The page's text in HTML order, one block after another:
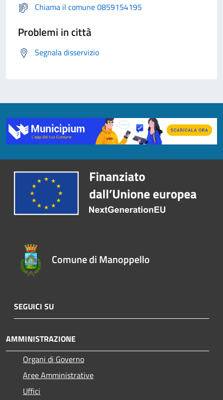
Chiama il comune 0859154195
Problemi in città
Segnala disservizio
Comune di Manoppello
SEGUICI SU
AMMINISTRAZIONE
Organi di Governo
Aree Amministrative
Uffici